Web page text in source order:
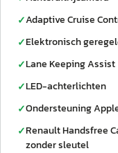
✓Adaptive Cruise
✓Elektronisch
✓Lane Keeping Assist
✓LED-achterlichten
✓Ondersteuning
✓Renault Handsfree
zonder sleutel